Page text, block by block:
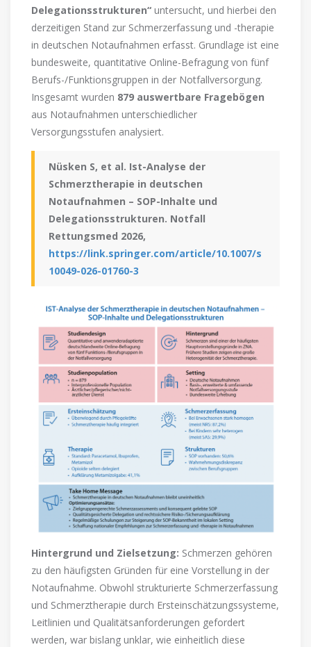
Delegationsstrukturen“ untersucht, und hierbei den
derzeitigen Stand zur Schmerzerfassung und -therapie
in deutschen Notaufnahmen erfasst. Grundlage ist eine
bundesweite, quantitative Online-Befragung von fünf
Berufs-/Funktionsgruppen in der Notfallversorgung.
Insgesamt wurden 879 auswertbare Fragebögen
aus Notaufnahmen unterschiedlicher
Versorgungsstufen analysiert.
Nüsken S, et al. Ist-Analyse der
Schmerztherapie in deutschen
Notaufnahmen – SOP-Inhalte und
Delegationsstrukturen. Notfall
Rettungsmed 2026,
https://link.springer.com/article/10.1007/s
10049-026-01760-3
Hintergrund und Zielsetzung: Schmerzen gehören
zu den häufigsten Gründen für eine Vorstellung in der
Notaufnahme. Obwohl strukturierte Schmerzerfassung
und Schmerztherapie durch Ersteinschätzungssysteme,
Leitlinien und Qualitätsanforderungen gefordert
werden, war bislang unklar, wie einheitlich diese